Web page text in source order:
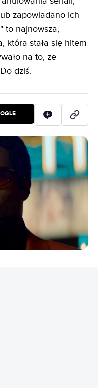
zapowiadano ich
to najnowsza,
która stała się hitem
na to, że
dziś.